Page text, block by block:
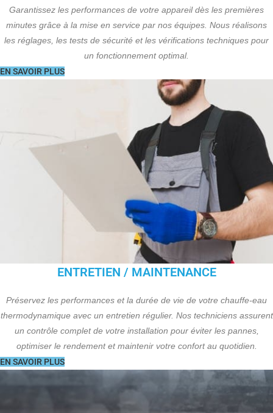
Garantissez les performances de votre appareil dès les premières
minutes grâce à la mise en service par nos équipes. Nous réalisons
les réglages, les tests de sécurité et les vérifications techniques pour
un fonctionnement optimal.
EN SAVOIR PLUS
ENTRETIEN / MAINTENANCE
Préservez les performances et la durée de vie de votre chauffe-eau
thermodynamique avec un entretien régulier. Nos techniciens assurent
un contrôle complet de votre installation pour éviter les pannes,
optimiser le rendement et maintenir votre confort au quotidien.
EN SAVOIR PLUS